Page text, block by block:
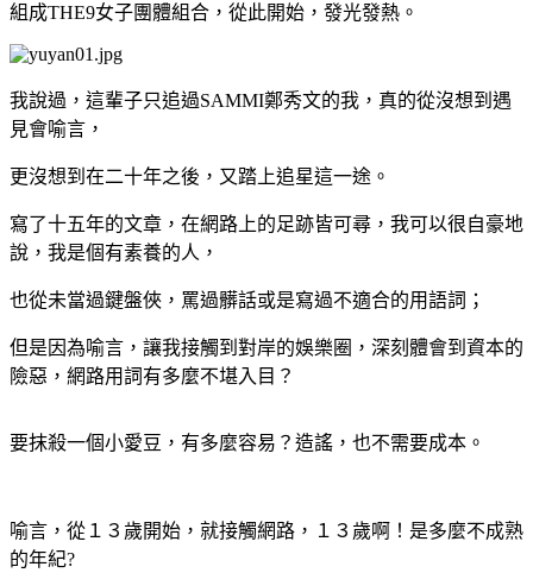
組成THE9女子團體組合，從此開始，發光發熱。
我說過，這輩子只追過SAMMI鄭秀文的我，真的從沒想到遇
見會喻言，
更沒想到在二十年之後，又踏上追星這一途。
寫了十五年的文章，在網路上的足跡皆可尋，我可以很自豪地
說，我是個有素養的人，
也從未當過鍵盤俠，罵過髒話或是寫過不適合的用語詞；
但是因為喻言，讓我接觸到對岸的娛樂圈，深刻體會到資本的
險惡，網路用詞有多麼不堪入目？
要抹殺一個小愛豆，有多麼容易？造謠，也不需要成本。
喻言，從１３歲開始，就接觸網路，１３歲啊！是多麼不成熟
的年紀?